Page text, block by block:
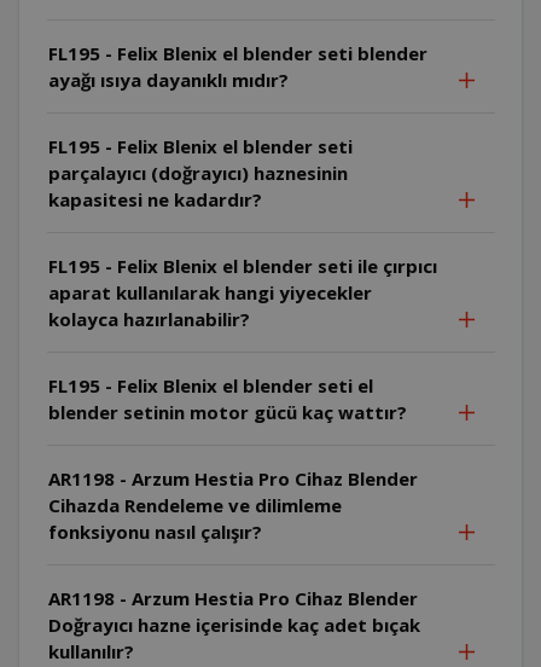
FL195 - Felix Blenix el blender seti blender
ayağı ısıya dayanıklı mıdır?
FL195 - Felix Blenix el blender seti
parçalayıcı (doğrayıcı) haznesinin
kapasitesi ne kadardır?
FL195 - Felix Blenix el blender seti ile çırpıcı
aparat kullanılarak hangi yiyecekler
kolayca hazırlanabilir?
FL195 - Felix Blenix el blender seti el
blender setinin motor gücü kaç wattır?
AR1198 - Arzum Hestia Pro Cihaz Blender
Cihazda Rendeleme ve dilimleme
fonksiyonu nasıl çalışır?
AR1198 - Arzum Hestia Pro Cihaz Blender
Doğrayıcı hazne içerisinde kaç adet bıçak
kullanılır?